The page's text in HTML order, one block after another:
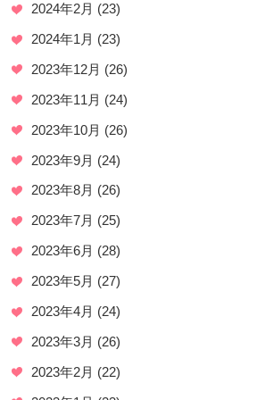
2024年2月 (23)
2024年1月 (23)
2023年12月 (26)
2023年11月 (24)
2023年10月 (26)
2023年9月 (24)
2023年8月 (26)
2023年7月 (25)
2023年6月 (28)
2023年5月 (27)
2023年4月 (24)
2023年3月 (26)
2023年2月 (22)